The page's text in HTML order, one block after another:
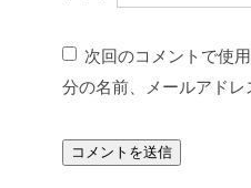
次回のコメントで使
分の名前、メールアドレ